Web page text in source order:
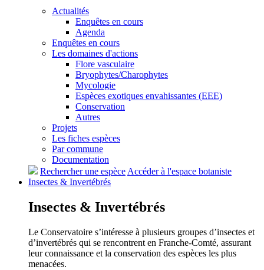
Actualités
Enquêtes en cours
Agenda
Enquêtes en cours
Les domaines d'actions
Flore vasculaire
Bryophytes/Charophytes
Mycologie
Espèces exotiques envahissantes (EEE)
Conservation
Autres
Projets
Les fiches espèces
Par commune
Documentation
Rechercher une espèceAccéder à l'espace botaniste
Insectes & Invertébrés
Insectes & Invertébrés
Le Conservatoire s’intéresse à plusieurs groupes d’insectes et
d’invertébrés qui se rencontrent en Franche-Comté, assurant
leur connaissance et la conservation des espèces les plus
menacées.